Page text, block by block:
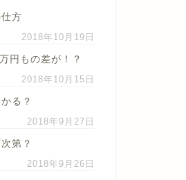
方
2018年10月19日
円もの差が！？
2018年10月15日
る？
2018年9月27日
第？
2018年9月26日